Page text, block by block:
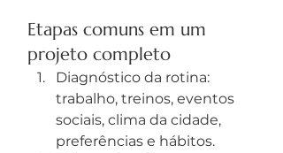
Etapas comuns em um
projeto completo
Diagnóstico da rotina:
trabalho, treinos, eventos
sociais, clima da cidade,
preferências e hábitos.